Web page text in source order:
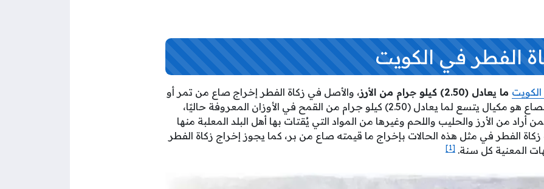
الفطر في الكويت
ما يعادل (2.50) كيلو جرام من الأرز
، والأصل في زكاة الفطر إخراج صاع من تمر أو
شعير أو قمح أو زبيب، والصاع هو مكيال يتسع لما يعادل (2.50) كيلو جرام من القمح في الأوزان المعروفة حاليًا،
أراد من الأرز والحليب واللحم وغيرها من المواد التي يُقتات بها أهل البلد المعلبة منها
زكاة الفطر في مثل هذه الحالات بإخراج ما قيمته صاع من بر، كما يجوز إخراج زكاة الفطر
المعنية كل سنة. [1]